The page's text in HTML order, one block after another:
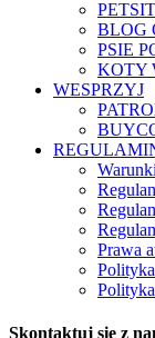
BLOG
PSIE
KOTY
WESPRZYJ
Prawa
Skontaktuj się z